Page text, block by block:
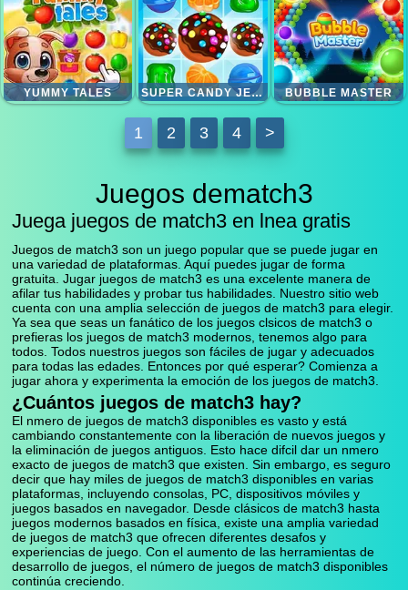
YUMMY TALES SUPER CANDY JEWELS BUBBLE MASTER
1 2 3 4 >
Juegos dematch3
Juega juegos de match3 en lnea gratis
Juegos de match3 son un juego popular que se puede jugar en
una variedad de plataformas. Aquí puedes jugar de forma
gratuita. Jugar juegos de match3 es una excelente manera de
afilar tus habilidades y probar tus habilidades. Nuestro sitio web
cuenta con una amplia selección de juegos de match3 para elegir.
Ya sea que seas un fanático de los juegos clsicos de match3 o
prefieras los juegos de match3 modernos, tenemos algo para
todos. Todos nuestros juegos son fáciles de jugar y adecuados
para todas las edades. Entonces por qué esperar? Comienza a
jugar ahora y experimenta la emoción de los juegos de match3.
¿Cuántos juegos de match3 hay?
El nmero de juegos de match3 disponibles es vasto y está
cambiando constantemente con la liberación de nuevos juegos y
la eliminación de juegos antiguos. Esto hace difcil dar un nmero
exacto de juegos de match3 que existen. Sin embargo, es seguro
decir que hay miles de juegos de match3 disponibles en varias
plataformas, incluyendo consolas, PC, dispositivos móviles y
juegos basados en navegador. Desde clásicos de match3 hasta
juegos modernos basados en física, existe una amplia variedad
de juegos de match3 que ofrecen diferentes desafos y
experiencias de juego. Con el aumento de las herramientas de
desarrollo de juegos, el número de juegos de match3 disponibles
continúa creciendo.